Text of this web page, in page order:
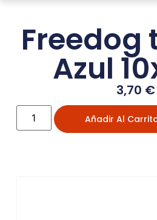
Freedog
Azul
3,70 €
Añadir Al